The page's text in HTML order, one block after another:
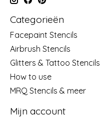
Categorieën
Facepaint Stencils
Airbrush Stencils
Glitters & Tattoo Stencils
How to use
MRQ Stencils & meer
Mijn account